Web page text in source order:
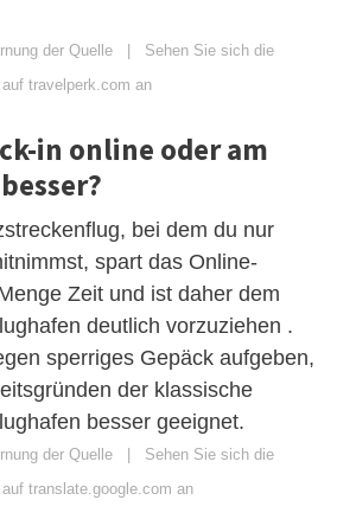
der Quelle | Sehen Sie sich die
travelperk.com an
in online oder am
bei dem du nur
spart das Online-
Zeit und ist daher dem
deutlich vorzuziehen .
sperriges Gepäck aufgeben,
der klassische
besser geeignet.
der Quelle | Sehen Sie sich die
translate.google.com an